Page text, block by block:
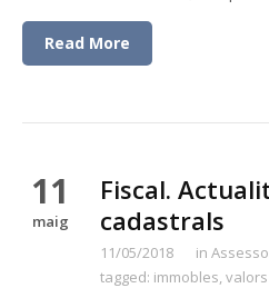
Read More
11
maig
Fiscal.
cadastrals
11/05/2018 in
tagged: immobles,